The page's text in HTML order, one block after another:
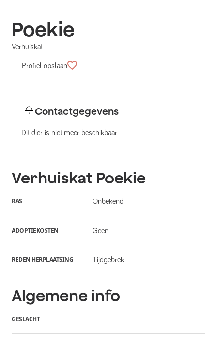
Poekie
Verhuiskat
Profiel opslaan
Contactgegevens
Dit dier is niet meer beschikbaar
Verhuiskat Poekie
RAS Onbekend
ADOPTIEKOSTEN Geen
REDEN HERPLAATSING Tijdgebrek
Algemene info
GESLACHT